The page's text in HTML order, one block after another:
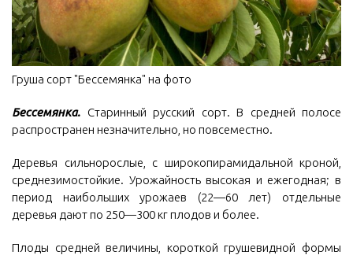
Груша сорт "Бессемянка" на фото
Бессемянка. Старинный русский сорт. В средней полосе
распространен незначительно, но повсеместно.
Деревья сильнорослые, с широкопирамидальной кроной,
среднезимостойкие. Урожайность высокая и ежегодная; в
период наибольших урожаев (22—60 лет) отдельные
деревья дают по 250—300 кг плодов и более.
Плоды средней величины, короткой грушевидной формы